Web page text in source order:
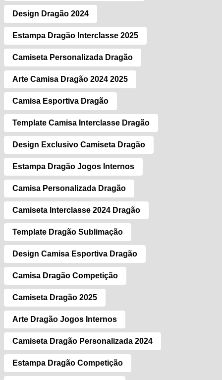
Design Dragão 2024
Estampa Dragão Interclasse 2025
Camiseta Personalizada Dragão
Arte Camisa Dragão 2024 2025
Camisa Esportiva Dragão
Template Camisa Interclasse Dragão
Design Exclusivo Camiseta Dragão
Estampa Dragão Jogos Internos
Camisa Personalizada Dragão
Camiseta Interclasse 2024 Dragão
Template Dragão Sublimação
Design Camisa Esportiva Dragão
Camisa Dragão Competição
Camiseta Dragão 2025
Arte Dragão Jogos Internos
Camiseta Dragão Personalizada 2024
Estampa Dragão Competição